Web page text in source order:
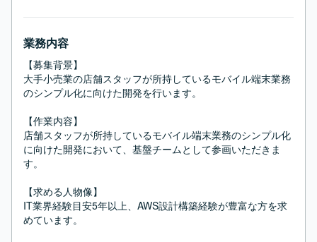
業務内容
【募集背景】
大手小売業の店舗スタッフが所持しているモバイル端末業務
のシンプル化に向けた開発を行います。
【作業内容】
店舗スタッフが所持しているモバイル端末業務のシンプル化
に向けた開発において、基盤チームとして参画いただきま
す。
【求める人物像】
IT業界経験目安5年以上、AWS設計構築経験が豊富な方を求
めています。